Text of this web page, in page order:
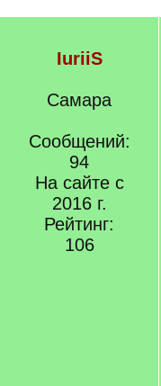
IuriiS
Самара
Сообщений:
94
На сайте с
2016 г.
Рейтинг:
106